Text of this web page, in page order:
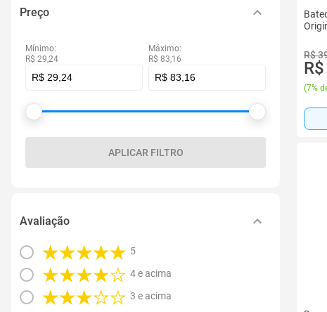
Preço
Mínimo:
R$ 29,24
Máximo:
R$ 83,16
APLICAR FILTRO
Avaliação
5
4 e acima
3 e acima
R$
(7%